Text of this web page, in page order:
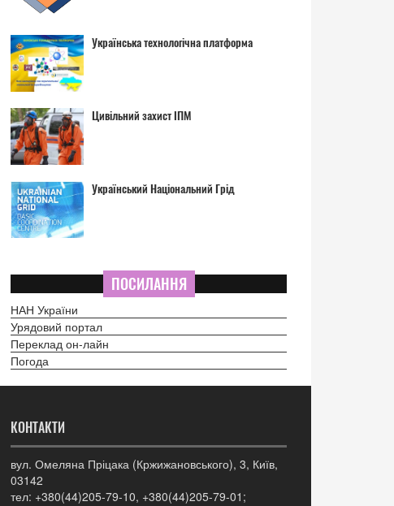
Українська технологічна платформа
Цивільний захист ІПМ
Український Національний Грід
ПОСИЛАННЯ
НАН України
Урядовий портал
Переклад он-лайн
Погода
КОНТАКТИ
вул. Омеляна Пріцака (Кржижановського), 3, Київ,
03142
тел: +380(44)205-79-10, +380(44)205-79-01;